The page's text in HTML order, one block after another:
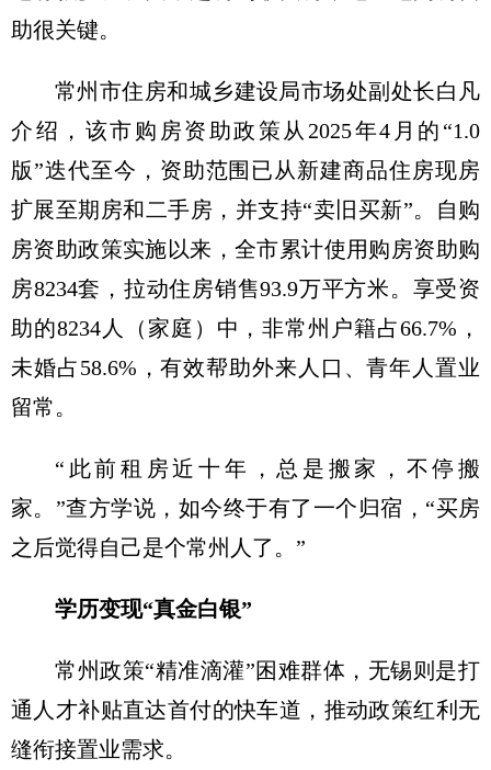
助很关键。
常州市住房和城乡建设局市场处副处长白凡
介绍，该市购房资助政策从2025年4月的“1.0
版”迭代至今，资助范围已从新建商品住房现房
扩展至期房和二手房，并支持“卖旧买新”。自购
房资助政策实施以来，全市累计使用购房资助购
房8234套，拉动住房销售93.9万平方米。享受资
助的8234人（家庭）中，非常州户籍占66.7%，
未婚占58.6%，有效帮助外来人口、青年人置业
留常。
“此前租房近十年，总是搬家，不停搬
家。”查方学说，如今终于有了一个归宿，“买房
之后觉得自己是个常州人了。”
学历变现“真金白银”
常州政策“精准滴灌”困难群体，无锡则是打
通人才补贴直达首付的快车道，推动政策红利无
缝衔接置业需求。